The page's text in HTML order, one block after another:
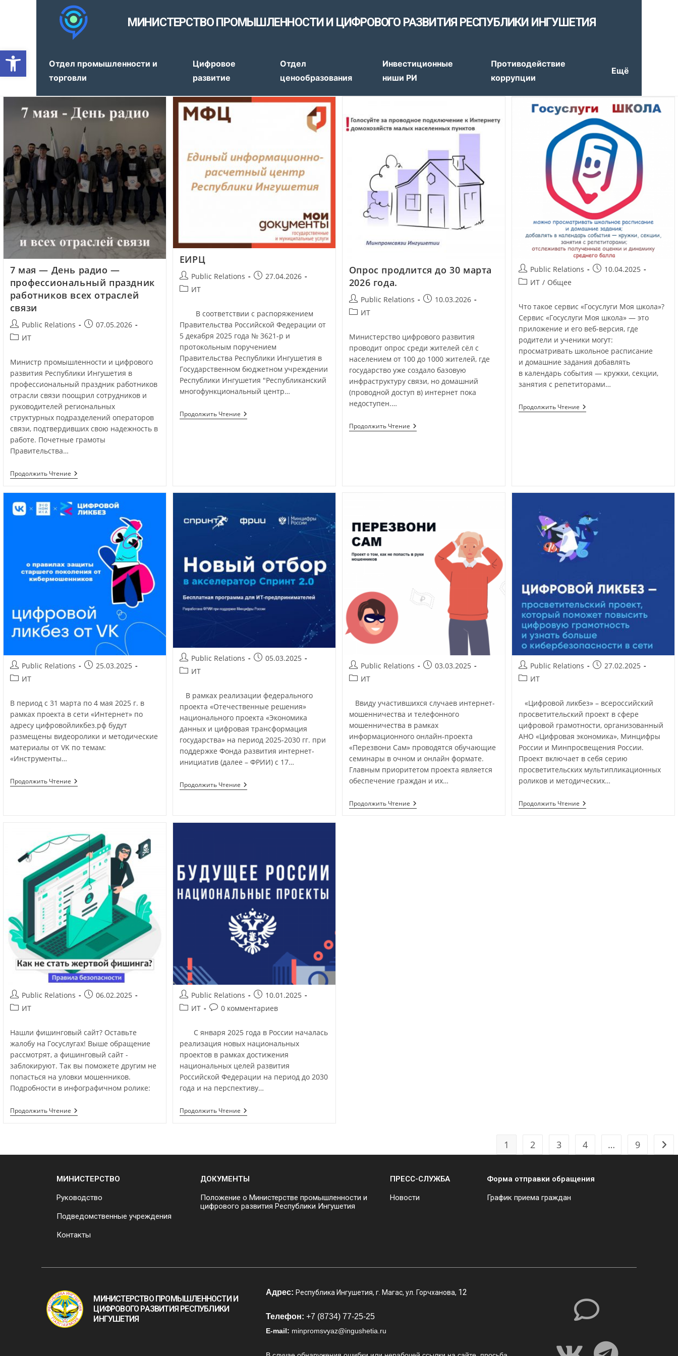
Открыть панель инструментов
МИНИСТЕРСТВО ПРОМЫШЛЕННОСТИ И ЦИФРОВОГО РАЗВИТИЯ РЕСПУБЛИКИ ИНГУШЕТИЯ
Отдел промышленности и
торговли
Цифровое
развитие
Отдел
ценообразования
Инвестиционные
ниши РИ
Противодействие
коррупции
Ещё
7 мая — День радио —
профессиональный праздник
работников всех отраслей
связи
Public Relations
07.05.2026
ИТ
Министр промышленности и цифрового
развития Республики Ингушетия в
профессиональный праздник работников
отрасли связи поощрил сотрудников и
руководителей региональных
структурных подразделений операторов
связи, подтвердивших свою надежность в
работе. Почетные грамоты
Правительства…
Продолжить Чтение
ЕИРЦ
Public Relations
27.04.2026
ИТ
В соответствии с распоряжением
Правительства Российской Федерации от
5 декабря 2025 года № 3621-р и
протокольным поручением
Правительства Республики Ингушетия в
Государственном бюджетном учреждении
Республики Ингушетия "Республиканский
многофункциональный центр…
Продолжить Чтение
Опрос продлится до 30 марта
2026 года.
Public Relations
10.03.2026
ИТ
Министерство цифрового развития
проводит опрос среди жителей сёл с
населением от 100 до 1000 жителей, где
государство уже создало базовую
инфраструктуру связи, но домашний
(проводной доступ в) интернет пока
недоступен.…
Продолжить Чтение
Public Relations
10.04.2025
ИТ / Общее
Что такое сервис «Госуслуги Моя школа»?
Сервис «Госуслуги Моя школа» — это
приложение и его веб-версия, где
родители и ученики могут:
просматривать школьное расписание
и домашние задания добавлять
в календарь события — кружки, секции,
занятия с репетиторами…
Продолжить Чтение
Public Relations
25.03.2025
ИТ
В период с 31 марта по 4 мая 2025 г. в
рамках проекта в сети «Интернет» по
адресу цифровойликбез.рф будут
размещены видеоролики и методические
материалы от VK по темам:
«Инструменты…
Продолжить Чтение
Public Relations
05.03.2025
ИТ
В рамках реализации федерального
проекта «Отечественные решения»
национального проекта «Экономика
данных и цифровая трансформация
государства» на период 2025-2030 гг. при
поддержке Фонда развития интернет-
инициатив (далее – ФРИИ) с 17…
Продолжить Чтение
Public Relations
03.03.2025
ИТ
Ввиду участившихся случаев интернет-
мошенничества и телефонного
мошенничества в рамках
информационного онлайн-проекта
«Перезвони Сам» проводятся обучающие
семинары в очном и онлайн формате.
Главным приоритетом проекта является
обеспечение граждан и их…
Продолжить Чтение
Public Relations
27.02.2025
ИТ
«Цифровой ликбез» – всероссийский
просветительский проект в сфере
цифровой грамотности, организованный
АНО «Цифровая экономика», Минцифры
России и Минпросвещения России.
Проект включает в себя серию
просветительских мультипликационных
роликов и методических…
Продолжить Чтение
Public Relations
06.02.2025
ИТ
Нашли фишинговый сайт? Оставьте
жалобу на Госуслугах! Выше обращение
рассмотрят, а фишинговый сайт -
заблокируют. Так вы поможете другим не
попасться на уловки мошенников.
Подробности в инфографичном ролике:
Продолжить Чтение
Public Relations
10.01.2025
ИТ
0 комментариев
С января 2025 года в России началась
реализация новых национальных
проектов в рамках достижения
национальных целей развития
Российской Федерации на период до 2030
года и на перспективу…
Продолжить Чтение
1 2 3 4 … 9
МИНИСТЕРСТВО
Руководство
Подведомственные учреждения
Контакты
ДОКУМЕНТЫ
Положение о Министерстве промышленности и
цифрового развития Республики Ингушетия
ПРЕСС-СЛУЖБА
Новости
Форма отправки обращения
График приема граждан
МИНИСТЕРСТВО ПРОМЫШЛЕННОСТИ И
ЦИФРОВОГО РАЗВИТИЯ РЕСПУБЛИКИ
ИНГУШЕТИЯ
Адрес: Республика Ингушетия, г. Магас, ул. Горчханова, 12
Телефон: +7 (8734) 77-25-25
E-mail: minpromsvyaz@ingushetia.ru